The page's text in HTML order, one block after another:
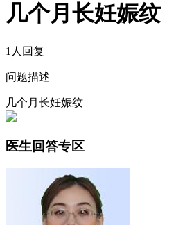
几个月长妊娠纹
1人回复
问题描述
几个月长妊娠纹
医生回答专区